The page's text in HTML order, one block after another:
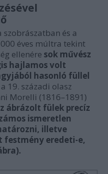
és a
éves múltra tekint
ellenére sok művész
hajlamos volt
hasonló füllel
19. századi olasz
Morelli (1816–1891)
ábrázolt fülek precíz
ismeretlen
illetve
festmény eredeti-e,